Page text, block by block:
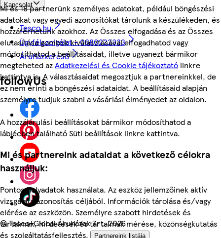
Mi és 18 partnerünk személyes adatokat, például böngészési
adatokat vagy egyedi azonosítókat tárolunk a készülékeden, és
hozzáférhetünk azokhoz. Az Összes elfogadása és az Összes
elutasítása gombok kiválasztásával elfogadhatod vagy
módosíthatod a beállításaidat, illetve ugyanezt bármikor
megteheted azAdatkezelési és Cookie tájékoztató linkre
kattintva is. A választásaidat megosztjuk a partnereinkkel, de
ez nem érinti a böngészési adataidat. A beállításaid alapján
személyre tudjuk szabni a vásárlási élményedet az oldalon.
A hozzájárulási beállításokat bármikor módosíthatod a
láblécben található Süti beállítások linkre kattintva.
Mi és partnereink adataidat a következő célokra
használjuk:
Pontos helyadatok használata. Az eszköz jellemzőinek aktív
vizsgálata azonosítás céljából. Információk tárolása és/vagy
elérése az eszközön. Személyre szabott hirdetések és
tartalmak, hirdetések és tartalmak mérése, közönségkutatás
és szolgáltatásfejlesztés.
Partnereink listája
Kapcsolat
Tesco.hu
Ügyfélszolgálat - 0680222333
Áruházkereső
followUs
©Tesco-Global Áruházak Zrt. 2026